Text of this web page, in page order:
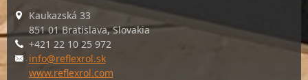
Kaukazská 33
851 01 Bratislava, Slovakia
+421 22 10 25 972
info@reflexrol.sk
www.reflexrol.com